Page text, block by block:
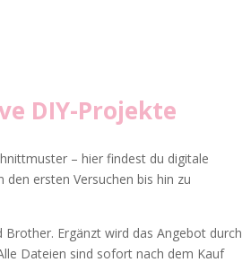
DIY-Projekte
– hier findest du digitale
ersten Versuchen bis hin zu
Ergänzt wird das Angebot durch
Dateien sind sofort nach dem Kauf